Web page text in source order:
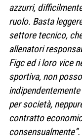
azzurri,
ruolo. Basta
settore tecnico,
allenatori
Figc ed i loro vice
sportiva, non
per società,
contratto